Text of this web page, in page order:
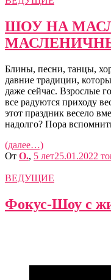
ШОУ НА
Блины, песни, танцы,
давние традиции,
даже сейчас. Взрослые
все радуются приходу
этот праздник весело
надолго? Пора
(далее…)
От O., 5 лет25.01.2022
ВЕДУЩИЕ
Фокус-Шоу с